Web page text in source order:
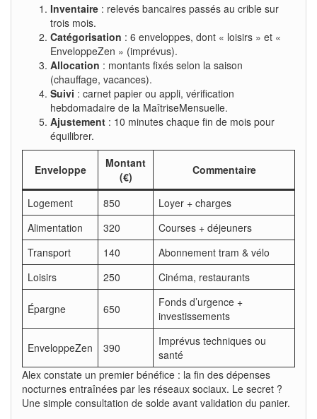
Inventaire : relevés bancaires passés au crible sur
trois mois.
Catégorisation : 6 enveloppes, dont « loisirs » et «
EnveloppeZen » (imprévus).
Allocation : montants fixés selon la saison
(chauffage, vacances).
Suivi : carnet papier ou appli, vérification
hebdomadaire de la MaîtriseMensuelle.
Ajustement : 10 minutes chaque fin de mois pour
équilibrer.
Enveloppe
Montant
(€)
Commentaire
Logement 850
Loyer + charges
Alimentation
320
Courses + déjeuners
Transport
140
Abonnement tram & vélo
Loisirs
250 Cinéma, restaurants
Épargne 650
Fonds d’urgence +
investissements
EnveloppeZen 390
Imprévus techniques ou
santé
Alex constate un premier bénéfice : la fin des dépenses
nocturnes entraînées par les réseaux sociaux. Le secret ?
Une simple consultation de solde avant validation du panier.